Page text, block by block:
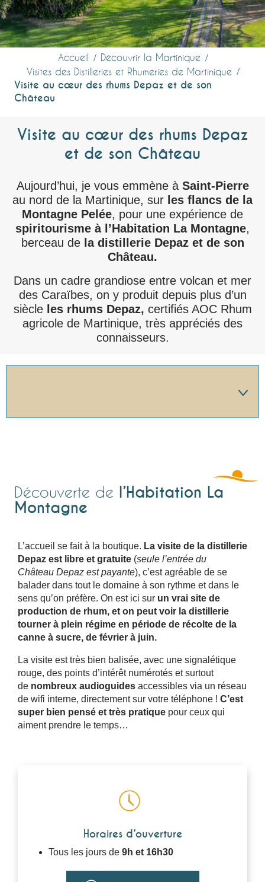
Accueil
Découvrir la Martinique
Visites des Distilleries et Rhumeries de Martinique
Visite au cœur des rhums Depaz et de son
Château
Visite au cœur des rhums Depaz
et de son Château
Aujourd’hui, je vous emmène à Saint-Pierre
au nord de la Martinique, sur les flancs de la
Montagne Pelée, pour une expérience de
spiritourisme à l’Habitation La Montagne,
berceau de la distillerie Depaz et de son
Château.
Dans un cadre grandiose entre volcan et mer
des Caraïbes, on y produit depuis plus d’un
siècle les rhums Depaz, certifiés AOC Rhum
agricole de Martinique, très appréciés des
connaisseurs.
🔍 LA DISTILLERIE
🔍 LES CHAIS
🔍 LE MUSÉE VAPEUR
🔍 LE CHÂTEAU DEPAZ
Découverte de l’Habitation La
Montagne
L’accueil se fait à la boutique. La visite de la distillerie
Depaz est libre et gratuite (seule l’entrée du
Château Depaz est payante), c’est agréable de se
balader dans tout le domaine à son rythme et dans le
sens qu’on préfère. On est ici sur un vrai site de
production de rhum, et on peut voir la distillerie
tourner à plein régime en période de récolte de la
canne à sucre, de février à juin.
La visite est très bien balisée, avec une signalétique
rouge, des points d’intérêt numérotés et surtout
de nombreux audioguides accessibles via un réseau
de wifi interne, directement sur votre téléphone ! C’est
super bien pensé et très pratique pour ceux qui
aiment prendre le temps…
Horaires d’ouverture
Tous les jours de 9h et 16h30